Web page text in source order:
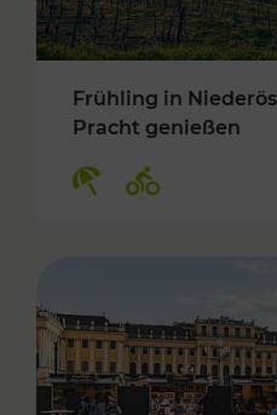
Frühling in
Pracht genießen